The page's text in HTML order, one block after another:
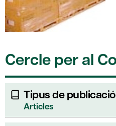
Cercle per al
Tipus de publicació
Articles